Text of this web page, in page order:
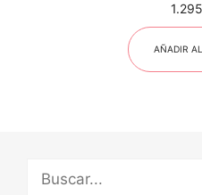
AÑADIR
Buscar: